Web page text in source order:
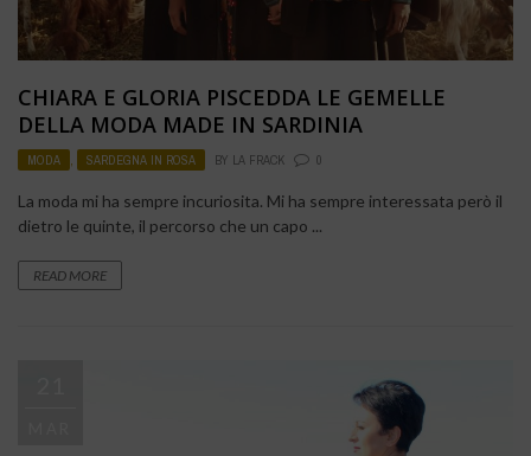
CHIARA E GLORIA PISCEDDA LE GEMELLE
DELLA MODA MADE IN SARDINIA
MODA , SARDEGNA IN ROSA BY LA FRACK 0
La moda mi ha sempre incuriosita. Mi ha sempre interessata però il
dietro le quinte, il percorso che un capo ...
READ MORE